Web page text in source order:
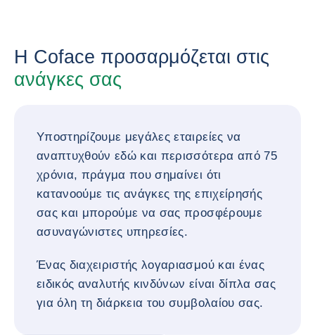
Η Coface προσαρμόζεται στις
ανάγκες σας
Υποστηρίζουμε μεγάλες εταιρείες να
αναπτυχθούν εδώ και περισσότερα από 75
χρόνια, πράγμα που σημαίνει ότι
κατανοούμε τις ανάγκες της επιχείρησής
σας και μπορούμε να σας προσφέρουμε
ασυναγώνιστες υπηρεσίες.
Ένας διαχειριστής λογαριασμού και ένας
ειδικός αναλυτής κινδύνων είναι δίπλα σας
για όλη τη διάρκεια του συμβολαίου σας.